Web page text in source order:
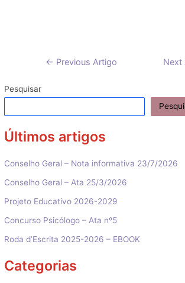
Navegação
artigos
← Previous Artigo Next
Pesquisar
Últimos artigos
Conselho Geral – Nota informativa 23/7/2026
Conselho Geral – Ata 25/3/2026
Projeto Educativo 2026-2029
Concurso Psicólogo – Ata nº5
Roda d’Escrita 2025-2026 – EBOOK
Categorias